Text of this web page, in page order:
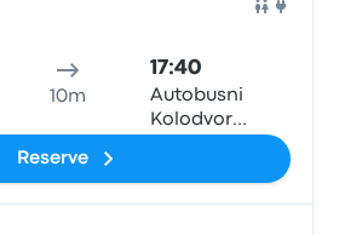
10m
17:40
Autobusni
Kolodvor
Reserve